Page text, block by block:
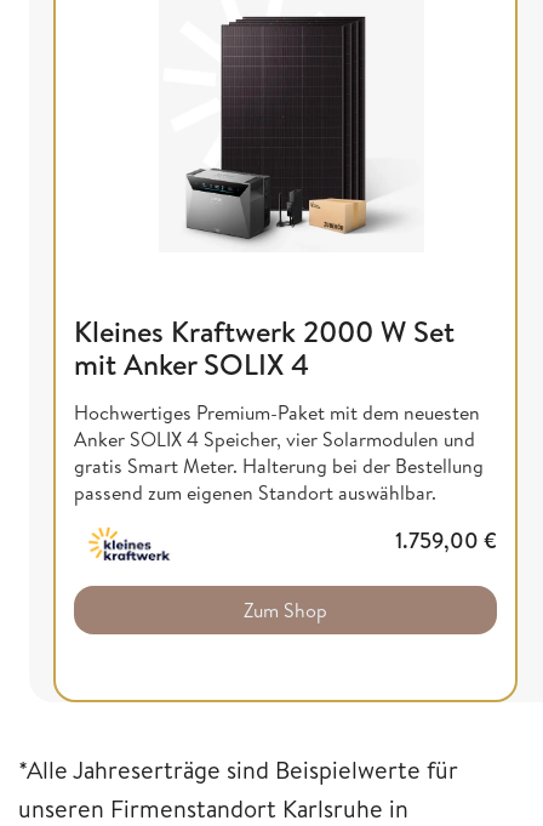
Kleines Kraftwerk 2000 W Set
mit Anker SOLIX 4
Hochwertiges Premium-Paket mit dem neuesten
Anker SOLIX 4 Speicher, vier Solarmodulen und
gratis Smart Meter. Halterung bei der Bestellung
passend zum eigenen Standort auswählbar.
1.759,00 €
Zum Shop
*Alle Jahreserträge sind Beispielwerte für
unseren Firmenstandort Karlsruhe in